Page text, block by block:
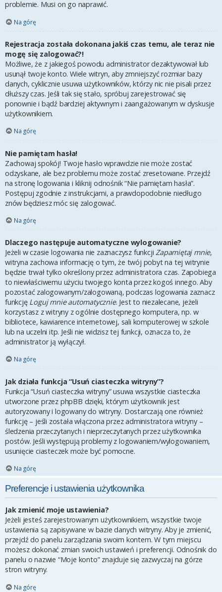
problemie. Musi on go naprawić.
Na górę
Rejestracja została dokonana jakiś czas temu, ale teraz nie
mogę się zalogować?!
Możliwe, że z jakiegoś powodu administrator dezaktywował lub
usunął twoje konto. Wiele witryn, aby zmniejszyć rozmiar bazy
danych, cyklicznie usuwa użytkowników, którzy nic nie pisali przez
dłuższy czas. Jeśli tak się stało, spróbuj zarejestrować się
ponownie i bądź bardziej aktywnym i zaangażowanym w dyskusje
użytkownikiem.
Na górę
Nie pamiętam hasła!
Zachowaj spokój! Twoje hasło wprawdzie nie może zostać
odzyskane, ale bez problemu może zostać zresetowane. Przejdź
na stronę logowania i kliknij odnośnik “Nie pamiętam hasła”.
Postępuj zgodnie z instrukcjami, a prawdopodobnie niedługo
znów będziesz móc się zalogować.
Na górę
Dlaczego następuje automatyczne wylogowanie?
Jeżeli w czasie logowania nie zaznaczysz funkcjiZapamiętaj mnie,
witryna zachowa informację o tym, że twój pobyt na tej witrynie
będzie trwał tylko określony przez administratora czas. Zapobiega
to niewłaściwemu użyciu twojego konta przez kogoś innego. Aby
pozostać zalogowanym/zalogowaną, podczas logowania zaznacz
funkcję Loguj mnie automatycznie. Jest to niezalecane, jeżeli
korzystasz z witryny z ogólnie dostępnego komputera, np. w
bibliotece, kawiarence internetowej, sali komputerowej w szkole
lub na uczelni itp. Jeśli nie widzisz tej funkcji, oznacza to, że
administrator ją wyłączył.
Na górę
Jak działa funkcja “Usuń ciasteczka witryny”?
Funkcja “Usuń ciasteczka witryny” usuwa wszystkie ciasteczka
utworzone przez phpBB dzięki, którym użytkownik jest
autoryzowany i logowany do witryny. Dostarczają one również
funkcję – jeśli została włączona przez administratora witryny –
śledzenia przeczytanych i nieprzeczytanych przez użytkownika
postów. Jeśli występują problemy z logowaniem/wylogowaniem,
usunięcie ciasteczek może być pomocne.
Na górę
Preferencje i ustawienia użytkownika
Jak zmienić moje ustawienia?
Jeżeli jesteś zarejestrowanym użytkownikiem, wszystkie twoje
ustawienia są zapisywane w bazie danych witryny. Aby je zmienić,
przejdź do panelu zarządzania swoim kontem. W tym miejscu
możesz dokonać zmian swoich ustawień i preferencji. Odnośnik do
panelu o nazwie “Moje konto” znajduje się zazwyczaj na górze
stron witryny.
Na górę